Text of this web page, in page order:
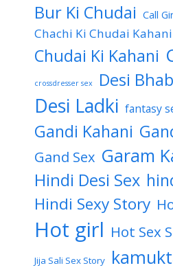
Bur Ki Chudai Call
Chachi Ki Chudai Kahani
Chudai Ki Kahani
crossdresser sex Desi
Desi Ladki fantasy
Gandi Kahani
Gand Sex Garam
Hindi Desi Sex
Hindi Sexy Story
Hot girl Hot Sex
Jija Sali Sex Story